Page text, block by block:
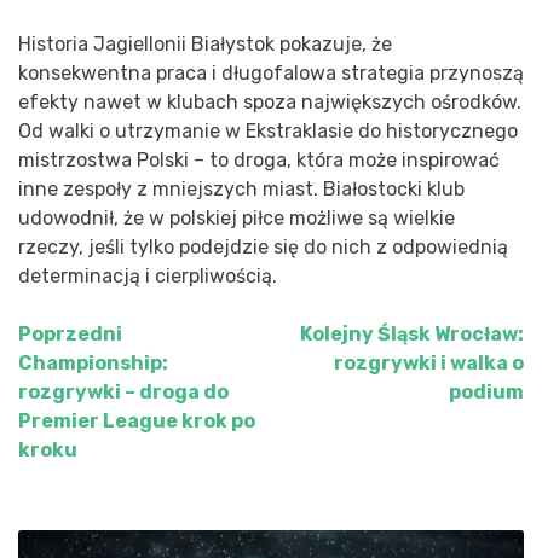
Historia Jagiellonii Białystok pokazuje, że
konsekwentna praca i długofalowa strategia przynoszą
efekty nawet w klubach spoza największych ośrodków.
Od walki o utrzymanie w Ekstraklasie do historycznego
mistrzostwa Polski – to droga, która może inspirować
inne zespoły z mniejszych miast. Białostocki klub
udowodnił, że w polskiej piłce możliwe są wielkie
rzeczy, jeśli tylko podejdzie się do nich z odpowiednią
determinacją i cierpliwością.
Nawigacja
wpisu
Poprzedni
Championship:
rozgrywki – droga do
Premier League krok po
kroku
KolejnyŚląsk Wrocław:
rozgrywki i walka o
podium